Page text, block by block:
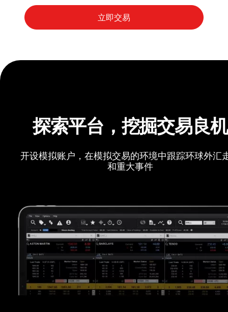
探索平台，挖掘交易良机
开设模拟账户，在模拟交易的环境中跟踪环球外汇
和重大事件